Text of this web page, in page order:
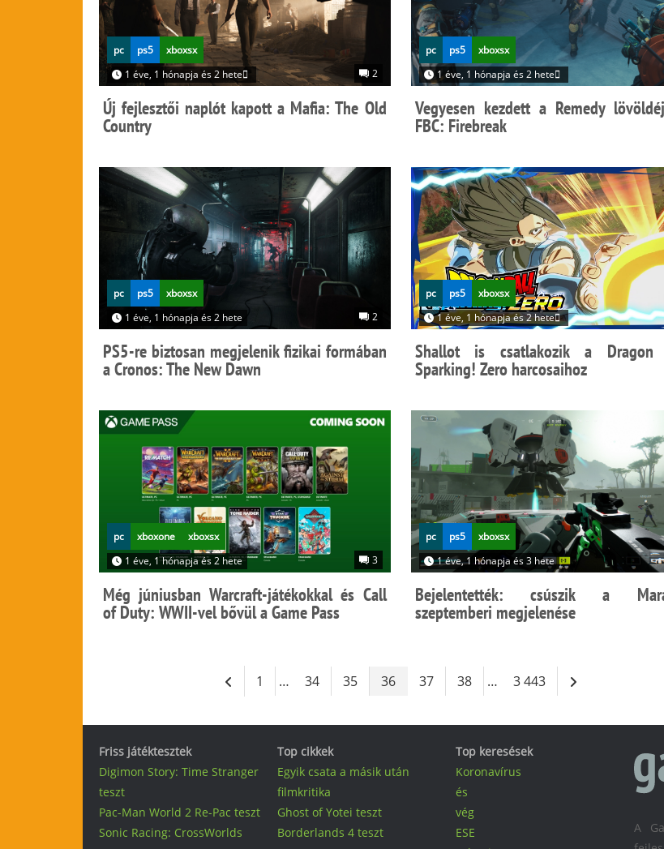
2
pc ps5
xboxsx
1 éve, 1 hónapja és 2 hete
Új fejlesztői naplót kapott a Mafia: The Old
Country
pc ps5
xboxsx
1 éve, 1 hónapja és 2 hete
Vegyesen kezdett a Remedy
FBC: Firebreak
2
pc ps5
xboxsx
1 éve, 1 hónapja és 2 hete
PS5-re biztosan megjelenik fizikai formában
a Cronos: The New Dawn
pc ps5
xboxsx
1 éve, 1 hónapja és 2 hete
Shallot is csatlakozik a Dragon
Sparking! Zero harcosaihoz
3
pc xboxone
xboxsx
1 éve, 1 hónapja és 2 hete
Még júniusban Warcraft-játékokkal és Call
of Duty: WWII-vel bővül a Game Pass
pc ps5
xboxsx
1 éve, 1 hónapja és 3 hete
Bejelentették: csúszik a
szeptemberi megjelenése
1 … 34 35 36 37 38 … 3 443
Friss játéktesztek
Digimon Story: Time Stranger
teszt
Pac-Man World 2 Re-Pac teszt
Sonic Racing: CrossWorlds
Top cikkek
Egyik csata a másik után
filmkritika
Ghost of Yotei teszt
Borderlands 4 teszt
Top keresések
Koronavírus
és
vég
ESE
A